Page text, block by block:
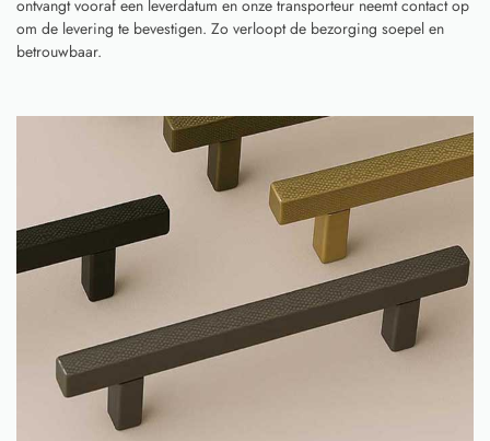
ontvangt vooraf een leverdatum en onze transporteur neemt contact op
om de levering te bevestigen. Zo verloopt de bezorging soepel en
betrouwbaar.